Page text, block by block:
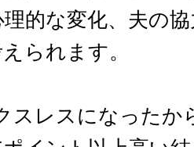
的な変化、夫の
られます。
スレスになったか